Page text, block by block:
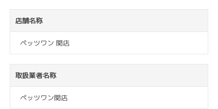
店舗名称
ペッツワン 関店
取扱業者名称
ペッツワン関店